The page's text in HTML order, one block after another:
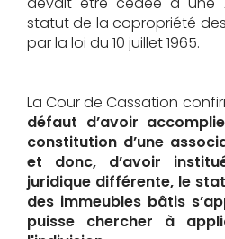
statut de la copropriété
par la loi du 10 juillet 1965.
La Cour de Cassation
défaut d’avoir
constitution d’une
et donc, d’avoir
juridique différente, le
des immeubles bâtis
puisse chercher à